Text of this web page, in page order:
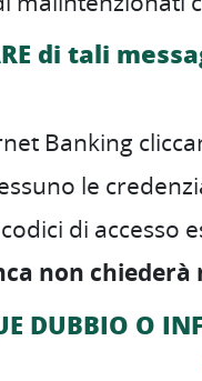
al servizio
del PUNTOBLU.
in tutta
su conto
ad uso
di tali
Banking
le
di
non
DUBBIO O